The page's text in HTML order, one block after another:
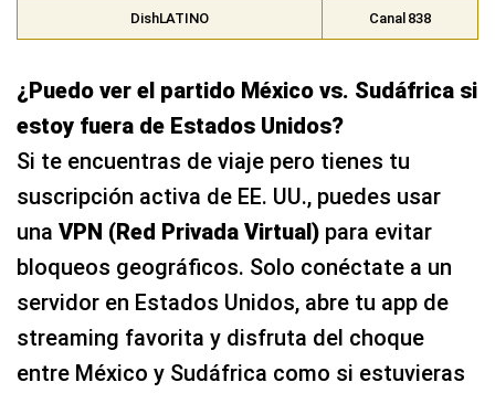
DishLATINO Canal 838
¿Puedo ver el partido México vs. Sudáfrica si
estoy fuera de Estados Unidos?
Si te encuentras de viaje pero tienes tu
suscripción activa de EE. UU., puedes usar
una VPN (Red Privada Virtual) para evitar
bloqueos geográficos. Solo conéctate a un
servidor en Estados Unidos, abre tu app de
streaming favorita y disfruta del choque
entre México y Sudáfrica como si estuvieras